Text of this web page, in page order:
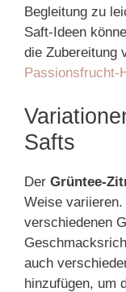
Begleitung zu
Saft-Ideen
die Zubereitung
Passionsfrucht-
Safts
Der Grüntee-
Weise
verschiedenen
auch
hinzufügen, um